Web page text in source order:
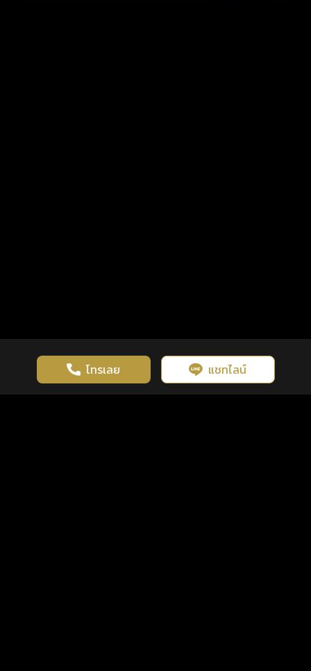
โทรเลย แชทไลน์
เว็บไซต์นี้มีการใช้งานคุกกี้ เพื่อเพิ่มประสิทธิภาพและประสบการณ์ที่ดี
ในการใช้งานเว็บไซต์ นโยบายความเป็นส่วนตัว
รู้ก่อน พร้อมกว่า ทุกจังหวะชีวิต คลิกดูดวงฟรี